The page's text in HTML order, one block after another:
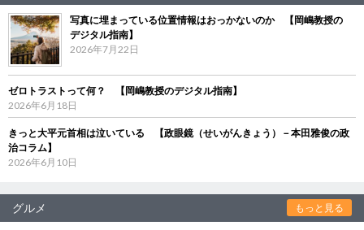
写真に埋まっている位置情報はおっかないのか 【岡嶋教授の
デジタル指南】
2026年7月22日
ゼロトラストって何？ 【岡嶋教授のデジタル指南】
2026年6月18日
きっと大平元首相は泣いている 【政眼鏡（せいがんきょう）－本田雅俊の政
治コラム】
2026年6月10日
グルメ もっと見る